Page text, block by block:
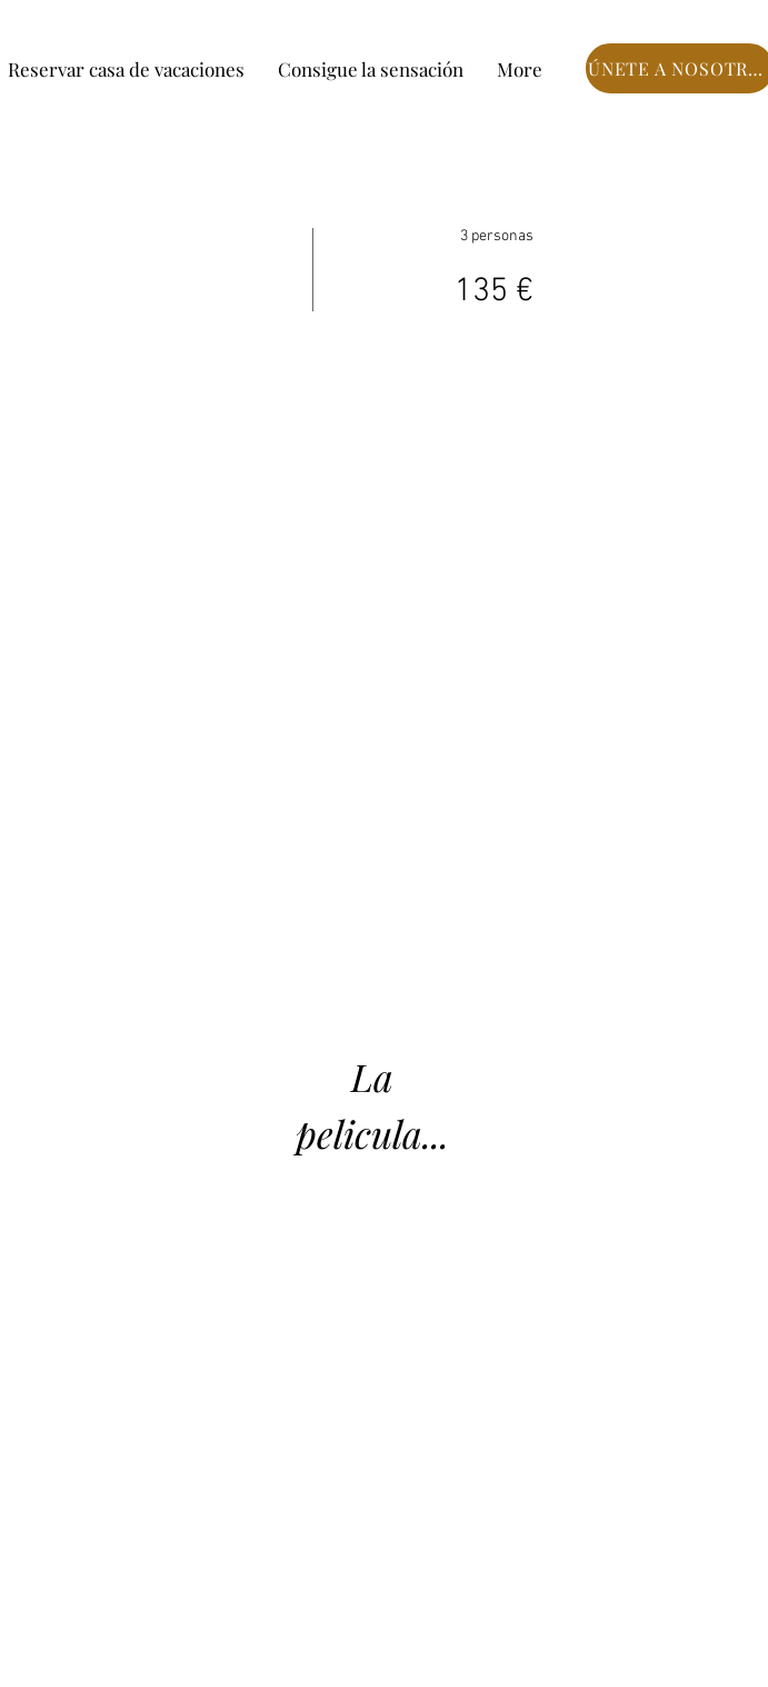
Reservar casa de vacaciones Consigue la sensación More ÚNETE A NOSOTROS
3 personas
135 €
La
pelicula...